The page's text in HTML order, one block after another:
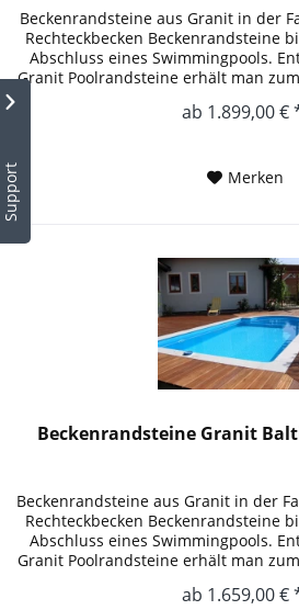
Support
Beckenrandsteine aus Granit in der
Rechteckbecken Beckenrandsteine
Abschluss eines Swimmingpools.
Granit Poolrandsteine erhält man
ab 1.899,00 €
Merken
Beckenrandsteine Granit
Beckenrandsteine aus Granit in der
Rechteckbecken Beckenrandsteine
Abschluss eines Swimmingpools.
Granit Poolrandsteine erhält man
ab 1.659,00 €